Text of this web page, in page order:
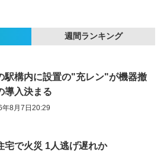
週間ランキング
駅構内に設置の"充レン"が機器撤
導入決まる
年8月7日20:29
宅で火災 1人逃げ遅れか